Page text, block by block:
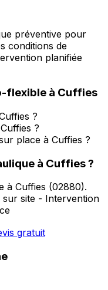
préventive pour
conditions de
planifiée
flexible à Cuffies
?
?
place à Cuffies ?
à Cuffies?
à Cuffies (02880).
sur site - Intervention
gratuit